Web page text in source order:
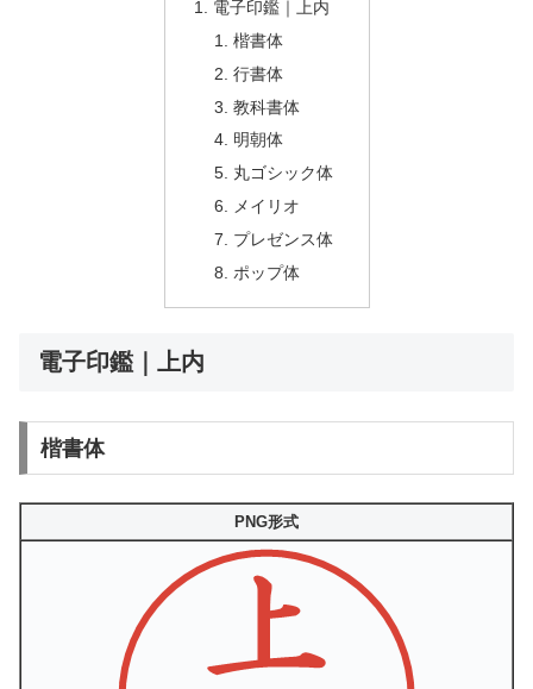
電子印鑑｜上内
楷書体
行書体
教科書体
明朝体
丸ゴシック体
メイリオ
プレゼンス体
ポップ体
電子印鑑｜上内
楷書体
PNG形式